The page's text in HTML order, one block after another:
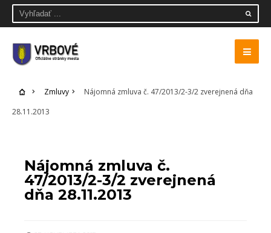
Zmluvy
Nájomná zmluva č. 47/2013/2-3/2 zverejnená dňa
28.11.2013
Nájomná zmluva č.
47/2013/2-3/2 zverejnená
dňa 28.11.2013